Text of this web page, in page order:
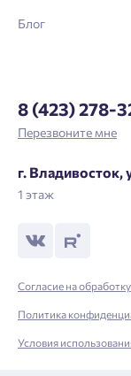
Блог
8 (423) 278-
Перезвоните мне
г. Владивосток,
1 этаж
Согласие на
Политика
Условия